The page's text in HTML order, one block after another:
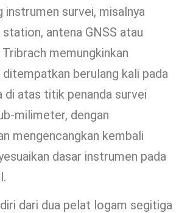
instrumen survei, misalnya
antena GNSS atau
memungkinkan
berulang kali pada
di atas titik penanda survei
milimeter, dengan
mengencangkan kembali
dasar instrumen pada
dari dua pelat logam segitiga